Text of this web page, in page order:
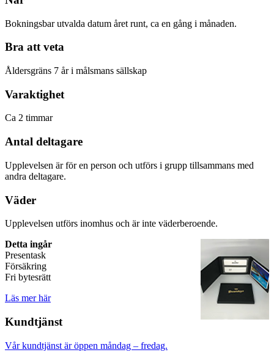
Bokningsbar utvalda datum året runt, ca en gång i månaden.
Bra att veta
Åldersgräns 7 år i målsmans sällskap
Varaktighet
Ca 2 timmar
Antal deltagare
Upplevelsen är för en person och utförs i grupp tillsammans med
andra deltagare.
Väder
Upplevelsen utförs inomhus och är inte väderberoende.
Detta ingår
Presentask
Försäkring
Fri bytesrätt
Läs mer här
Kundtjänst
Vår kundtjänst är öppen måndag – fredag.